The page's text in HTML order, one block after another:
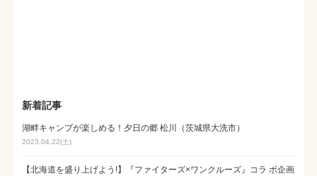
新着記事
湖畔キャンプが楽しめる！夕日の郷 松川（茨城県大洗市）
2023.04.22(土)
【北海道を盛り上げよう!】『ファイターズ×ワンクルーズ』コラ ボ企画